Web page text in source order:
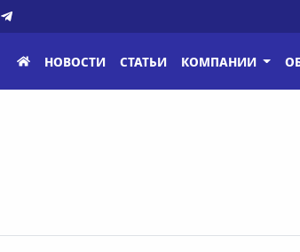
НОВОСТИ СТАТЬИ КОМПАНИИ